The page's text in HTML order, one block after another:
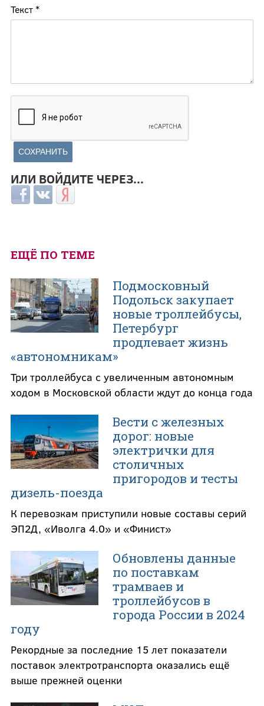
Текст *
ИЛИ ВОЙДИТЕ ЧЕРЕЗ...
Login with Facebook
Login with ВКонтакте
Login with Яндекс
ЕЩЁ ПО ТЕМЕ
Подмосковный
Подольск закупает
новые троллейбусы,
Петербург
продлевает жизнь
«автономникам»
Три троллейбуса с увеличенным автономным
ходом в Московской области ждут до конца года
Вести с железных
дорог: новые
электрички для
столичных
пригородов и тесты
дизель-поезда
К перевозкам приступили новые составы серий
ЭП2Д, «Иволга 4.0» и «Финист»
Обновлены данные
по поставкам
трамваев и
троллейбусов в
города России в 2024
году
Рекордные за последние 15 лет показатели
поставок электротранспорта оказались ещё
выше прежней оценки